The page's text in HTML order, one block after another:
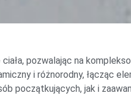
pozwalając na
i różnorodny, łącząc
początkujących, jak i